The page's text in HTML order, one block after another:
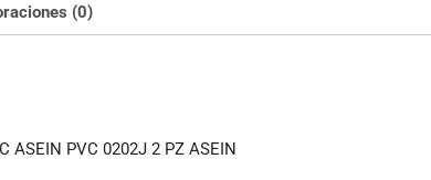
(0)
ASEIN PVC 0202J 2 PZ ASEIN